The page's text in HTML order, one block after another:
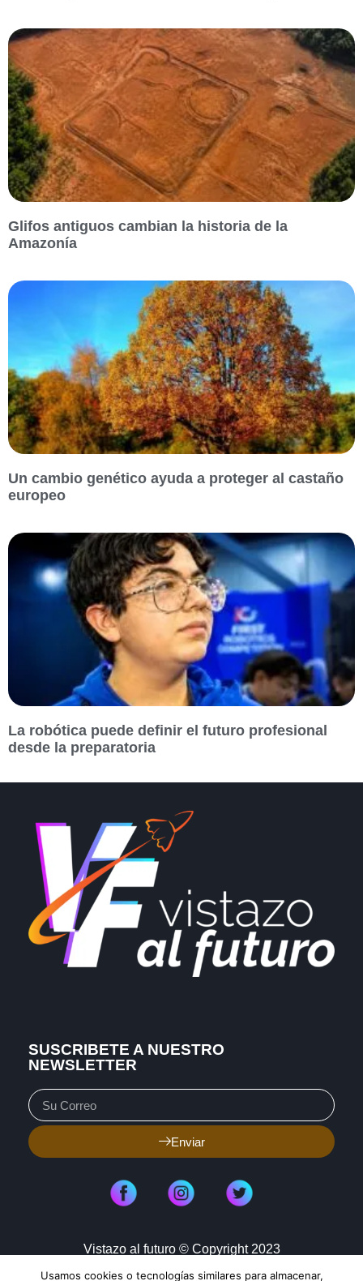
Glifos antiguos cambian la historia de la
Amazonía
Un cambio genético ayuda a proteger al castaño
europeo
La robótica puede definir el futuro profesional
desde la preparatoria
SUSCRIBETE A NUESTRO
NEWSLETTER
Enviar
Vistazo al futuro © Copyright 2023
Usamos cookies o tecnologías similares para almacenar,